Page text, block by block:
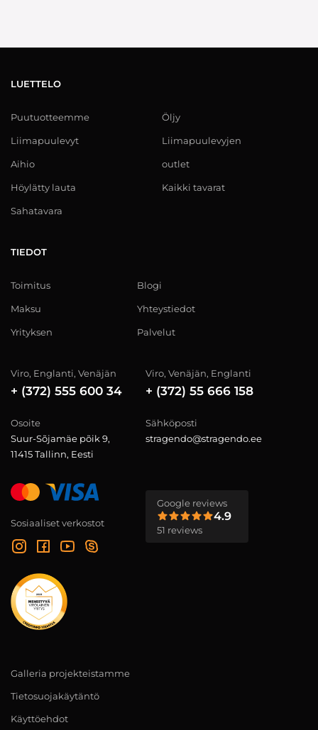
LUETTELO
Puutuotteemme
Liimapuulevyt
Aihio
Höylätty lauta
Sahatavara
Öljy
Liimapuulevyjen
outlet
Kaikki tavarat
TIEDOT
Toimitus
Maksu
Yrityksen
Blogi
Yhteystiedot
Palvelut
Viro, Englanti, Venäjän
+ (372) 555 600 34
Viro, Venäjän, Englanti
+ (372) 55 666 158
Osoite
Suur-Sõjamäe põik 9,
11415 Tallinn, Eesti
Sähköposti
stragendo@stragendo.ee
Sosiaaliset verkostot
Google reviews
4.9
51 reviews
Galleria projekteistamme
Tietosuojakäytäntö
Käyttöehdot